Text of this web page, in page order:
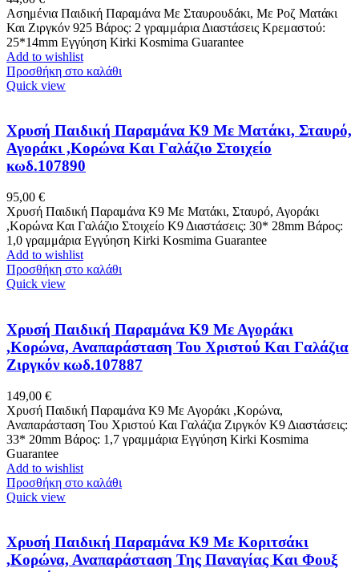
Ασημένια Παιδική Παραμάνα Με Σταυρουδάκι, Με Ροζ Ματάκι
Και Ζιργκόν 925 Βάρος: 2 γραμμάρια Διαστάσεις Κρεμαστού:
25*14mm Εγγύηση Kirki Kosmima Guarantee
Add to wishlist
Προσθήκη στο καλάθι
Quick view
Χρυσή Παιδική Παραμάνα K9 Με Ματάκι, Σταυρό,
Αγοράκι ,Κορώνα Και Γαλάζιο Στοιχείο
κωδ.107890
95,00 €
Χρυσή Παιδική Παραμάνα K9 Με Ματάκι, Σταυρό, Αγοράκι
,Κορώνα Και Γαλάζιο Στοιχείο Κ9 Διαστάσεις: 30* 28mm Βάρος:
1,0 γραμμάρια Εγγύηση Kirki Kosmima Guarantee
Add to wishlist
Προσθήκη στο καλάθι
Quick view
Χρυσή Παιδική Παραμάνα K9 Με Αγοράκι
,Κορώνα, Αναπαράσταση Του Χριστού Και Γαλάζια
Ζιργκόν κωδ.107887
149,00 €
Χρυσή Παιδική Παραμάνα K9 Με Αγοράκι ,Κορώνα,
Αναπαράσταση Του Χριστού Και Γαλάζια Ζιργκόν Κ9 Διαστάσεις:
33* 20mm Βάρος: 1,7 γραμμάρια Εγγύηση Kirki Kosmima
Guarantee
Add to wishlist
Προσθήκη στο καλάθι
Quick view
Χρυσή Παιδική Παραμάνα K9 Με Κοριτσάκι
,Κορώνα, Αναπαράσταση Της Παναγίας Και Φουξ